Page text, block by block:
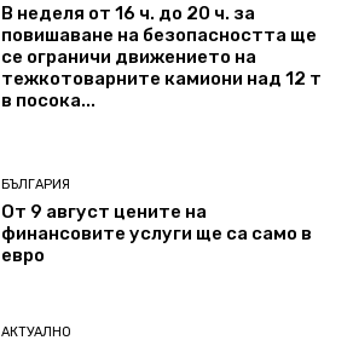
В неделя от 16 ч. до 20 ч. за
повишаване на безопасността ще
се ограничи движението на
тежкотоварните камиони над 12 т
в посока...
БЪЛГАРИЯ
От 9 август цените на
финансовите услуги ще са само в
евро
АКТУАЛНО